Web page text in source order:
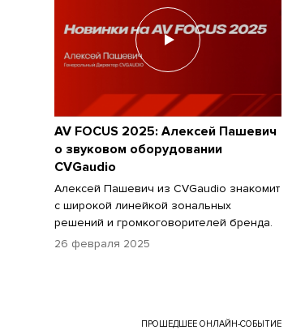
AV FOCUS 2025: Алексей Пашевич
о звуковом оборудовании
CVGaudio
Алексей Пашевич из CVGaudio знакомит
с широкой линейкой зональных
решений и громкоговорителей бренда.
26 февраля 2025
ПРОШЕДШЕЕ ОНЛАЙН-СОБЫТИЕ